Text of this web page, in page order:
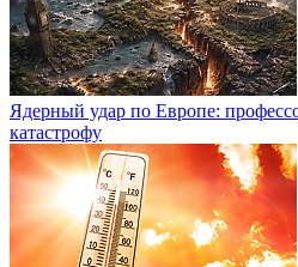
Ядерный удар по Европе:
катастрофу